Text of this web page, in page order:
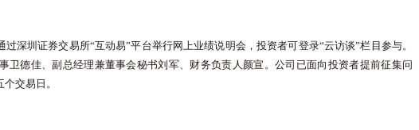
深圳证券交易所“互动易”平台举行网上业绩说明会，投资者可登录“云访谈”栏目参与。
卫德佳、副总经理兼董事会秘书刘军、财务负责人颜宣。公司已面向投资者提前征集问
交易日。